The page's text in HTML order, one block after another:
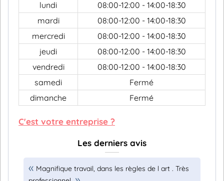
lundi
08:00-12:00 - 14:00-18:30
mardi
08:00-12:00 - 14:00-18:30
mercredi
08:00-12:00 - 14:00-18:30
jeudi
08:00-12:00 - 14:00-18:30
vendredi
08:00-12:00 - 14:00-18:30
samedi
Fermé
dimanche
Fermé
C'est votre entreprise ?
Les derniers avis
Magnifique travail, dans les règles de l art . Très